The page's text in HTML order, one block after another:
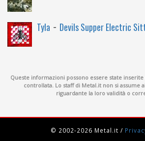
Tyla - Devils Supper Electric
Queste informazioni possono essere state
controllata. Lo staff di Metal.it non si assume
riguardante la loro validità o
© 2002-2026 Metal.it /